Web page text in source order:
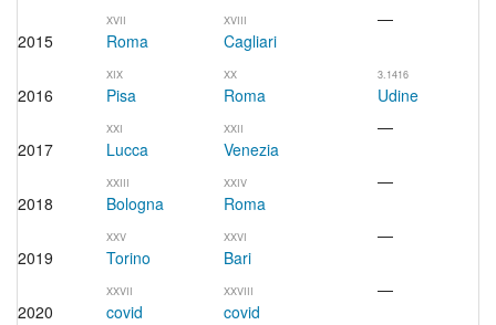
2015
XVII
Roma
XVIII
Cagliari
—
2016
XIX
Pisa
XX
Roma
3.1416
Udine
2017
XXI
Lucca
XXII
Venezia
—
2018
XXIII
Bologna
XXIV
Roma
—
2019
XXV
Torino
XXVI
Bari
—
2020
XXVII
covid
XXVIII
covid
—